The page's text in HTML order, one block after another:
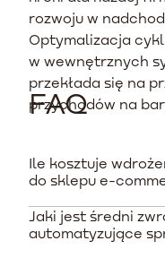
rozwoju w
Optymalizacja
w wewnętrznych
przekłada się na
przychodów na
FAQ
Ile kosztuje
do sklepu e-
Jednorazowy koszt
Jaki jest średni
automatyzujące